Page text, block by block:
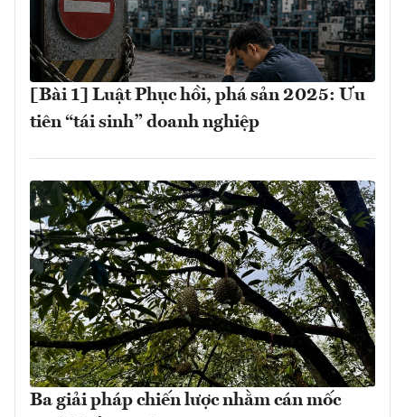
[Bài 1] Luật Phục hồi, phá sản 2025: Ưu
tiên “tái sinh” doanh nghiệp
Ba giải pháp chiến lược nhằm cán mốc